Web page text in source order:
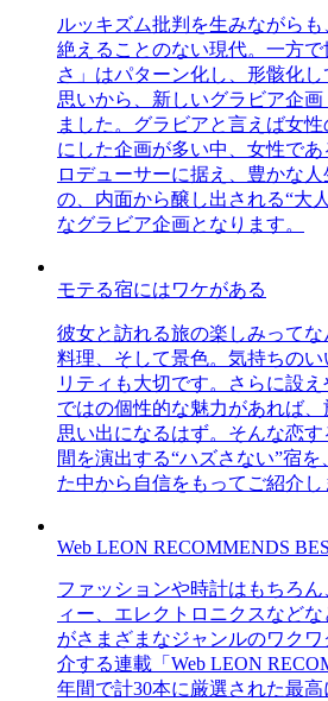
ルッキズム批判を生みながら
絶えることのない現代。一方
さ」はパターン化し、形骸化
思いから、新しいグラビア企
ました。グラビアと言えば女
にした企画が多い中、女性で
ロデューサーに据え、豊かな
の、内面から醸し出される“大
なグラビア企画となります。
モテる宿にはワケがある
彼女と訪れる旅の楽しみって
料理、そして景色。気持ちの
リティも大切です。さらに設
ではの個性的な魅力があれば
思い出になるはず。そんな恋
間を演出する“ハズさない”宿
た中から自信をもってご紹介し
Web LEON RECOMMENDS
ファッションや時計はもちろ
ィー、エレクトロニクスなど
がさまざまなジャンルのワク
介する連載「Web LEON
年間で計30本に厳選された最